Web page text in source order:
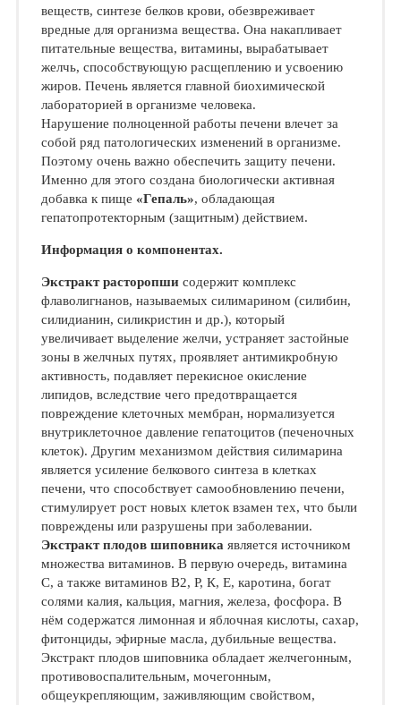
веществ, синтезе белков крови, обезвреживает
вредные для организма вещества. Она накапливает
питательные вещества, витамины, вырабатывает
желчь, способствующую расщеплению и усвоению
жиров. Печень является главной биохимической
лабораторией в организме человека.
Нарушение полноценной работы печени влечет за
собой ряд патологических изменений в организме.
Поэтому очень важно обеспечить защиту печени.
Именно для этого создана биологически активная
добавка к пище «Гепаль», обладающая
гепатопротекторным (защитным) действием.
Информация о компонентах.
Экстракт расторопши содержит комплекс
флаволигнанов, называемых силимарином (силибин,
силидианин, силикристин и др.), который
увеличивает выделение желчи, устраняет застойные
зоны в желчных путях, проявляет антимикробную
активность, подавляет перекисное окисление
липидов, вследствие чего предотвращается
повреждение клеточных мембран, нормализуется
внутриклеточное давление гепатоцитов (печеночных
клеток). Другим механизмом действия силимарина
является усиление белкового синтеза в клетках
печени, что способствует самообновлению печени,
стимулирует рост новых клеток взамен тех, что были
повреждены или разрушены при заболевании.
Экстракт плодов шиповника является источником
множества витаминов. В первую очередь, витамина
С, а также витаминов В2, Р, К, Е, каротина, богат
солями калия, кальция, магния, железа, фосфора. В
нём содержатся лимонная и яблочная кислоты, сахар,
фитонциды, эфирные масла, дубильные вещества.
Экстракт плодов шиповника обладает желчегонным,
противовоспалительным, мочегонным,
общеукрепляющим, заживляющим свойством,